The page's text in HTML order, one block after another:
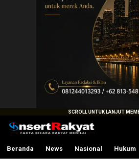
InsertRakyat.com
Fakta Bicara Rakyat Menilai
Beranda News Nasional Hukum